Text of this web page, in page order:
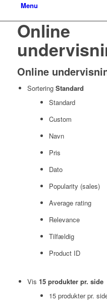
Menu
Online
Online
Sortering Standard
Standard
Custom
Navn
Pris
Dato
Popularity (sales)
Average rating
Relevance
Tilfældig
Product ID
Vis 15 produkter pr. side
15 produkter pr.